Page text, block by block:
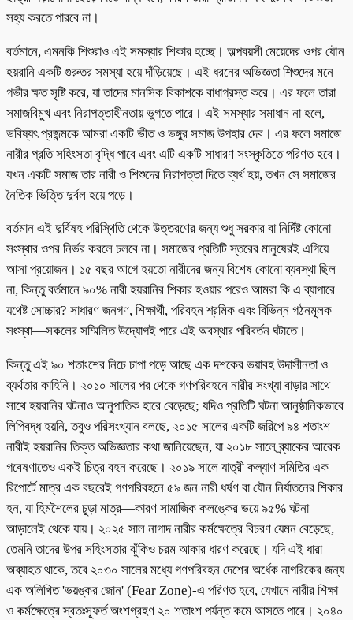
সহ্য করতে পারবে না।
বর্তমানে, এমনকি শিশুরাও এই সমস্যার শিকার হচ্ছে। অল্পবয়সী মেয়েদের ওপর যৌন
হয়রানি একটি গুরুতর সমস্যা হয়ে দাঁড়িয়েছে। এই ধরনের অভিজ্ঞতা শিশুদের মনে
গভীর ক্ষত সৃষ্টি করে, যা তাদের মানসিক বিকাশকে বাধাগ্রস্ত করে। এর ফলে তারা
সমাজবিমুখ এবং নিরাপত্তাহীনতায় ভুগতে পারে। এই সমস্যার সমাধান না হলে,
ভবিষ্যৎ প্রজন্মকে আমরা একটি ভীত ও ভঙ্গুর সমাজ উপহার দেব। এর ফলে সমাজে
নারীর প্রতি সহিংসতা বৃদ্ধি পাবে এবং এটি একটি সাধারণ সংস্কৃতিতে পরিণত হবে।
যখন একটি সমাজ তার নারী ও শিশুদের নিরাপত্তা দিতে ব্যর্থ হয়, তখন সে সমাজের
নৈতিক ভিত্তি দুর্বল হয়ে পড়ে।
বর্তমান এই দুর্বিষহ পরিস্থিতি থেকে উত্তরণের জন্য শুধু সরকার বা নির্দিষ্ট কোনো
সংস্থার ওপর নির্ভর করলে চলবে না। সমাজের প্রতিটি স্তরের মানুষেরই এগিয়ে
আসা প্রয়োজন। ১৫ বছর আগে হয়তো নারীদের জন্য বিশেষ কোনো ব্যবস্থা ছিল
না, কিন্তু বর্তমানে ৯০% নারী হয়রানির শিকার হওয়ার পরেও আমরা কি এ ব্যাপারে
যথেষ্ট সোচ্চার? সাধারণ জনগণ, শিক্ষার্থী, পরিবহন শ্রমিক এবং বিভিন্ন গঠনমূলক
সংস্থা—সকলের সম্মিলিত উদ্যোগই পারে এই অবস্থার পরিবর্তন ঘটাতে।
কিন্তু এই ৯০ শতাংশের নিচে চাপা পড়ে আছে এক দশকের ভয়াবহ উদাসীনতা ও
ব্যর্থতার কাহিনি। ২০১০ সালের পর থেকে গণপরিবহনে নারীর সংখ্যা বাড়ার সাথে
সাথে হয়রানির ঘটনাও আনুপাতিক হারে বেড়েছে; যদিও প্রতিটি ঘটনা আনুষ্ঠানিকভাবে
লিপিবদ্ধ হয়নি, তবুও পরিসংখ্যান বলছে, ২০১৫ সালের একটি জরিপে ৯৪ শতাংশ
নারীই হয়রানির তিক্ত অভিজ্ঞতার কথা জানিয়েছেন, যা ২০১৮ সালে ব্র্যাকের আরেক
গবেষণাতেও একই চিত্র বহন করেছে। ২০১৯ সালে যাত্রী কল্যাণ সমিতির এক
রিপোর্টে মাত্র এক বছরেই গণপরিবহনে ৫৯ জন নারী ধর্ষণ বা যৌন নির্যাতনের শিকার
হন, যা হিমশৈলের চূড়া মাত্র—কারণ সামাজিক কলঙ্কের ভয়ে ৯৫% ঘটনা
আড়ালেই থেকে যায়। ২০২৫ সাল নাগাদ নারীর কর্মক্ষেত্রে বিচরণ যেমন বেড়েছে,
তেমনি তাদের উপর সহিংসতার ঝুঁকিও চরম আকার ধারণ করেছে। যদি এই ধারা
অব্যাহত থাকে, তবে ২০৩০ সালের মধ্যে গণপরিবহন দেশের অর্ধেক নাগরিকের জন্য
এক অলিখিত 'ভয়ঙ্কর জোন' (Fear Zone)-এ পরিণত হবে, যেখানে নারীর শিক্ষা
ও কর্মক্ষেত্রে স্বতঃস্ফূর্ত অংশগ্রহণ ২০ শতাংশ পর্যন্ত কমে আসতে পারে। ২০৪০